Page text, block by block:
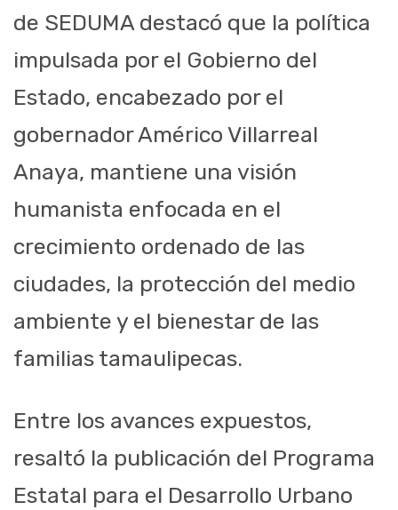
de SEDUMA destacó que la política
impulsada por el Gobierno del
Estado, encabezado por el
gobernador Américo Villarreal
Anaya, mantiene una visión
humanista enfocada en el
crecimiento ordenado de las
ciudades, la protección del medio
ambiente y el bienestar de las
familias tamaulipecas.
Entre los avances expuestos,
resaltó la publicación del Programa
Estatal para el Desarrollo Urbano